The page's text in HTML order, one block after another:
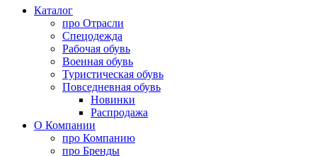
Каталог
про Отрасли
Спецодежда
Рабочая обувь
Военная обувь
Туристическая обувь
Повседневная обувь
Новинки
Распродажа
О Компании
про Компанию
про Бренды